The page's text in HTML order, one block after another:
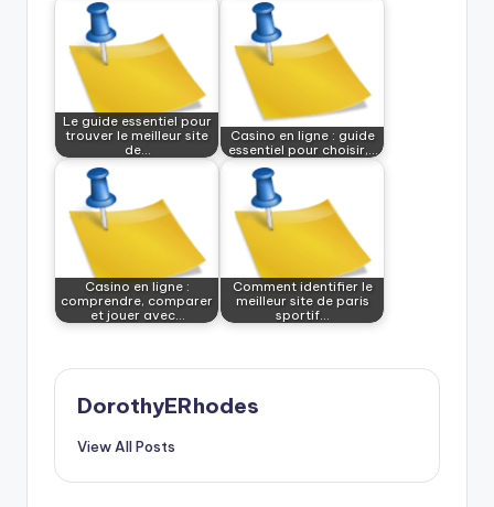
Le guide essentiel pour
trouver le meilleur site
de…
Casino en ligne : guide
essentiel pour choisir,…
Casino en ligne :
comprendre, comparer
et jouer avec…
Comment identifier le
meilleur site de paris
sportif…
DorothyERhodes
View All Posts